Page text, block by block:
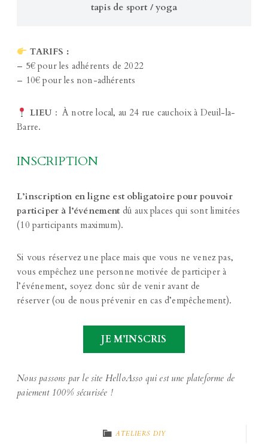
tapis de sport / yoga
TARIFS :
– 5€ pour les adhérents de 2022
– 10€ pour les non-adhérents
LIEU : À notre local, au 24 rue cauchoix à Deuil-la-
Barre.
INSCRIPTION
L’inscription en ligne est obligatoire pour pouvoir
participer à l’événement dû aux places qui sont limitées
(10 participants maximum).
Si vous réservez une place mais que vous ne venez pas,
vous empêchez une personne motivée de participer à
l’événement, soyez donc sûr de venir avant de
réserver (ou de nous prévenir en cas d’empêchement).
JE M’INSCRIS
Nous passons par le site HelloAsso qui est une plateforme de
paiement 100% sécurisée !
ATELIERS DIY